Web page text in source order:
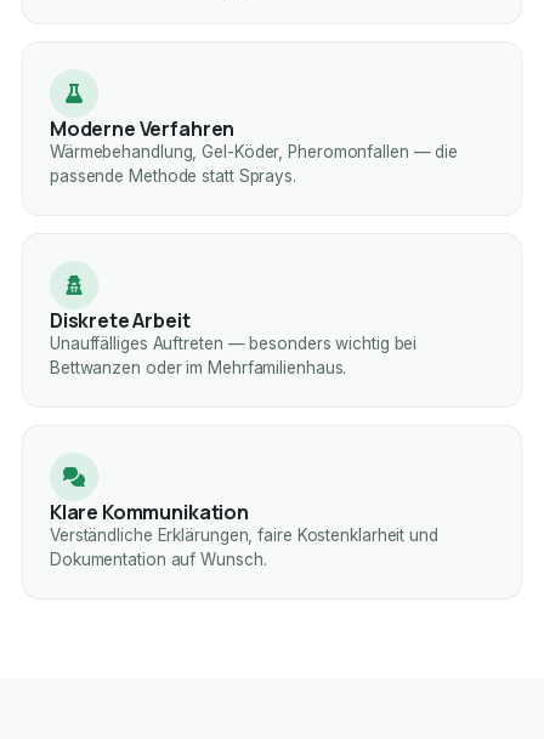
Moderne Verfahren
Wärmebehandlung, Gel-Köder, Pheromonfallen — die
passende Methode statt Sprays.
Diskrete Arbeit
Unauffälliges Auftreten — besonders wichtig bei
Bettwanzen oder im Mehrfamilienhaus.
Klare Kommunikation
Verständliche Erklärungen, faire Kostenklarheit und
Dokumentation auf Wunsch.